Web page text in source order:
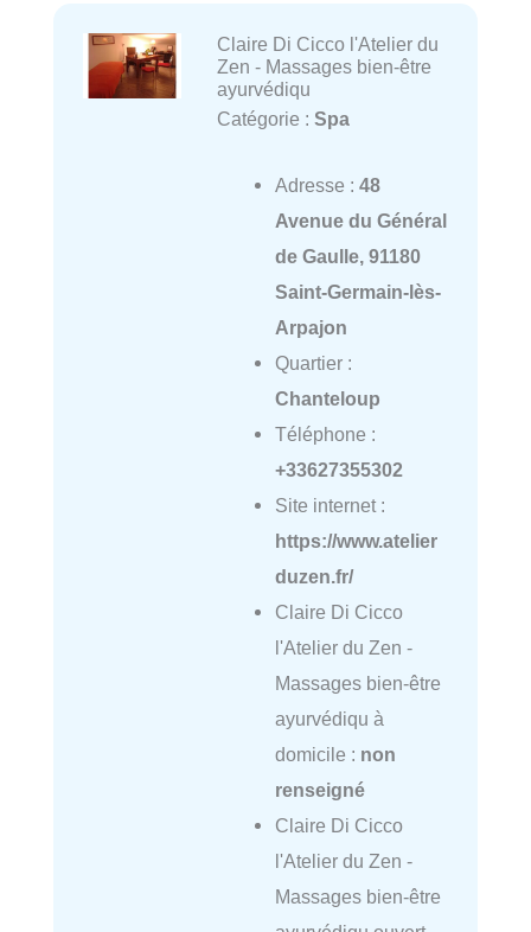
Claire Di Cicco l'Atelier du
Zen - Massages bien-être
ayurvédiqu
Catégorie : Spa
Adresse : 48
Avenue du Général
de Gaulle, 91180
Saint-Germain-lès-
Arpajon
Quartier :
Chanteloup
Téléphone :
+33627355302
Site internet :
https://www.atelier
duzen.fr/
Claire Di Cicco
l'Atelier du Zen -
Massages bien-être
ayurvédiqu à
domicile : non
renseigné
Claire Di Cicco
l'Atelier du Zen -
Massages bien-être